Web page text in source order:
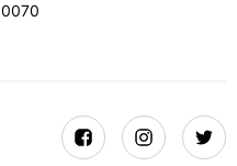
0070